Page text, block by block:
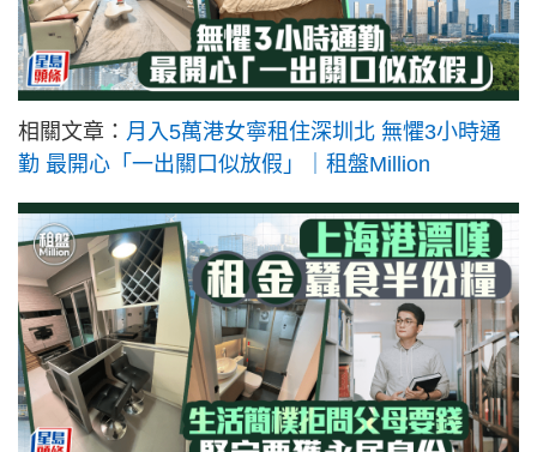
相關文章： 月入5萬港女寧租住深圳北 無懼3小時通
勤 最開心「一出關口似放假」｜租盤Million